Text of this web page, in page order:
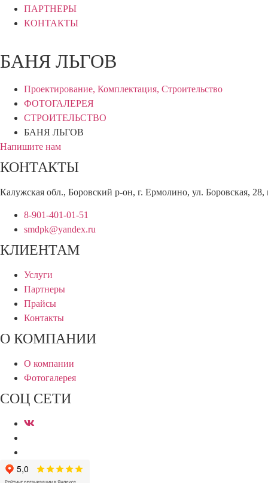
ПАРТНЕРЫ
КОНТАКТЫ
БАНЯ ЛЬГОВ
Проектирование, Комплектация, Строительство
ФОТОГАЛЕРЕЯ
СТРОИТЕЛЬСТВО
БАНЯ ЛЬГОВ
Напишите нам
КОНТАКТЫ
Калужская обл., Боровский р-он, г. Ермолино, ул. Боровская,
8-901-401-01-51
smdpk@yandex.ru
КЛИЕНТАМ
Услуги
Партнеры
Прайсы
Контакты
О КОМПАНИИ
О компании
Фотогалерея
СОЦ СЕТИ